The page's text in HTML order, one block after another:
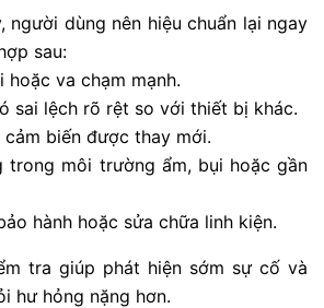
người dùng nên hiệu chuẩn lại ngay
sau:
va chạm mạnh.
sai lệch rõ rệt so với thiết bị khác.
biến được thay mới.
trong môi trường ẩm, bụi hoặc gần
hành hoặc sửa chữa linh kiện.
tra giúp phát hiện sớm sự cố và
hư hỏng nặng hơn.